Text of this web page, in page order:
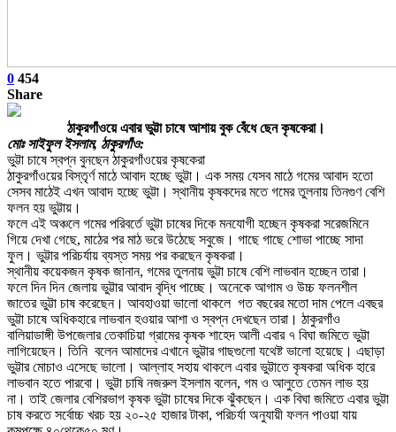
0 454
Share
ঠাকুরগাঁওয়ে এবার ভুট্টা চাষে আশায় বুক বেঁধে ছেন কৃষকেরা।
মোঃ সাইফুল ইসলাম, ঠাকুরগাঁও:
ভুট্টা চাষে স্বপ্ন বুনছেন ঠাকুরগাঁওয়ের কৃষকেরা
ঠাকুরগাঁওয়ের বিস্তৃর্ণ মাঠে আবাদ হচ্ছে ভুট্টা। এক সময় যেসব মাঠে গমের আবাদ হতো
সেসব মাঠেই এখন আবাদ হচ্ছে ভুট্টা। স্থানীয় কৃষকদের মতে গমের তুলনায় তিনগুণ বেশি
ফলন হয় ভুট্টায়।
ফলে এই অঞ্চলে গমের পরিবর্তে ভুট্টা চাষের দিকে মনযোগী হচ্ছেন কৃষকরা সরেজমিনে
গিয়ে দেখা গেছে, মাঠের পর মাঠ ভরে উঠেছে সবুজে। গাছে গাছে শোভা পাচ্ছে সাদা
ফুল। ভুট্টার পরিচর্যায় ব্যস্ত সময় পর করছেন কৃষকরা।
স্থানীয় কয়েকজন কৃষক জানান, গমের তুলনায় ভুট্টা চাষে বেশি লাভবান হচ্ছেন তারা।
ফলে দিন দিন জেলায় ভুট্টার আবাদ বৃদ্ধি পাচ্ছে। অনেকে আগাম ও উচ্চ ফলনশীল
জাতের ভুট্টা চাষ করেছেন। আবহাওয়া ভালো থাকলে গত বছরের মতো দাম পেলে এবছর
ভুট্টা চাষে অধিকহারে লাভবান হওয়ার আশা ও স্বপ্ন দেখছেন তারা। ঠাকুরগাঁও
‌‌বালিয়াডাঙ্গী উপজেলার তেকাচিয়া গ্রামের কৃষক শাহেদ আলী এবার ৭ বিঘা জমিতে ভুট্টা
লাগিয়েছেন। তিনি বলেন আমাদের এখানে ভুট্টার গাছগুলো যথেষ্ট ভালো হয়েছে। এছাড়া
ভুট্টার মোচাও এসেছে ভালো। আল্লাহ সহায় থাকলে এবার ভুট্টাতে কৃষকরা অধিক হারে
লাভবান হতে পারবো। ভুট্টা চাষি নজরুল ইসলাম বলেন, গম ও আলুতে তেমন লাভ হয়
না। তাই জেলার বেশিরভাগ কৃষক ভুট্টা চাষের দিকে ঝুঁকছেন। এক বিঘা জমিতে এবার ভুট্টা
চাষ করতে সর্বোচ্চ খরচ হয় ২০-২৫ হাজার টাকা, পরিচর্যা অনুযায়ী ফলন পাওয়া যায়